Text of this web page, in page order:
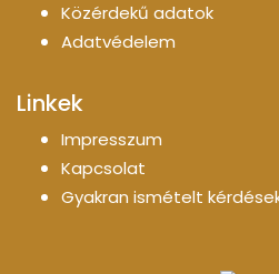
Közérdekű adatok
Adatvédelem
Linkek
Impresszum
Kapcsolat
Gyakran ismételt